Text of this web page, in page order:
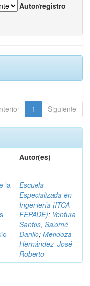
Autor/registro
1 Siguiente
Autor(es)
la
Escuela
Especializada en
Ingeniería (ITCA-
FEPADE); Ventura
Santos, Salomé
Danilo; Mendoza
Hernández, José
Roberto